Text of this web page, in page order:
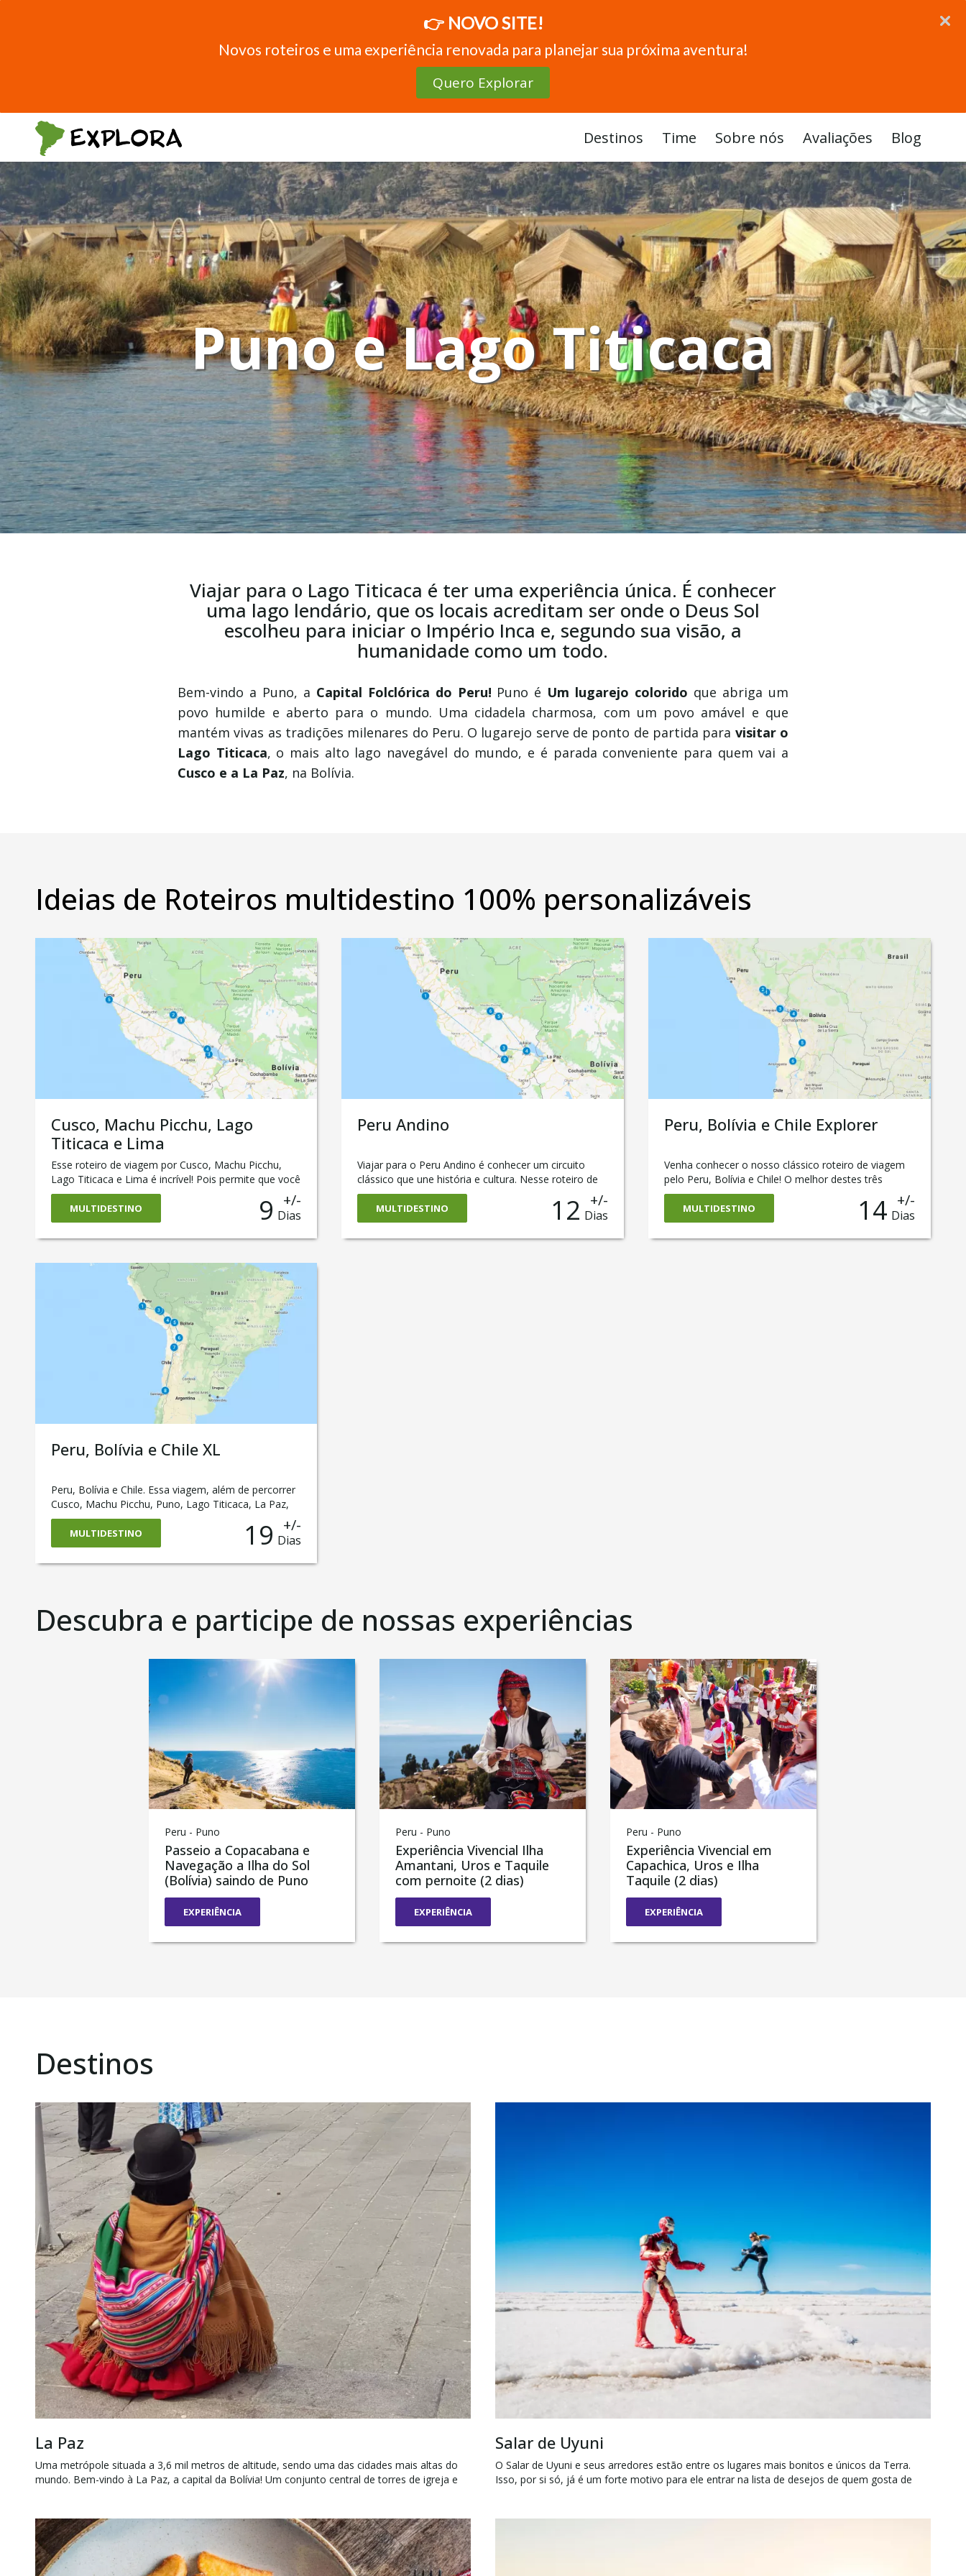
👉 NOVO SITE!
Novos roteiros e uma experiência renovada para planejar sua próxima aventura!
Quero Explorar
Destinos Time Sobre nós Avaliações Blog
Puno e Lago Titicaca
Viajar para o Lago Titicaca é ter uma experiência única. É conhecer
uma lago lendário, que os locais acreditam ser onde o Deus Sol
escolheu para iniciar o Império Inca e, segundo sua visão, a
humanidade como um todo.
Bem-vindo a Puno, a Capital Folclórica do Peru! Puno é Um lugarejo colorido que abriga um
povo humilde e aberto para o mundo. Uma cidadela charmosa, com um povo amável e que
mantém vivas as tradições milenares do Peru. O lugarejo serve de ponto de partida para visitar o
Lago Titicaca, o mais alto lago navegável do mundo, e é parada conveniente para quem vai a
Cusco e a La Paz, na Bolívia.
Ideias de Roteiros multidestino 100% personalizáveis
Cusco, Machu Picchu, Lago
Titicaca e Lima
Esse roteiro de viagem por Cusco, Machu Picchu,
Lago Titicaca e Lima é incrível! Pois permite que você
conheça o melhor da cidade de Cusco, seu Vale
Sagrado e as majestosas ruínas da cidade perdida de
Machu Picchu. Esse tour de nove dias também passa
por Puno, uma cidade que fica às margens do
com chave de ouro, chegamos a Lima, a capital
peruana que, entre outras atrações, tem hoje uma
das mais prestigiadas gastronomias do mundo!
MULTIDESTINO 9 +/-
Dias
Peru Andino
Viajar para o Peru Andino é conhecer um circuito
clássico que une história e cultura. Nesse roteiro de
viagem ao Peru, você vai percorrer o centro e o Sul
desse maravilhoso país. Vai visitar Lima, Cusco,
Machu Picchu, Arequipa, Colca, Puno e o Lago
Titicaca. Essa é uma trip perfeita para os viajantes
MULTIDESTINO 12 +/-
Dias
Peru, Bolívia e Chile Explorer
Venha conhecer o nosso clássico roteiro de viagem
pelo Peru, Bolívia e Chile! O melhor destes três
países em uma única viagem.No Peru, o roteiro
começa na cidade de Cusco, depois você conhecerá
as místicas e famosas ruínas de Machu Picchu e o
belíssimo Lago Titicaca, que é a divisa entre Peru e o
MULTIDESTINO 14 +/-
Dias
Peru, Bolívia e Chile XL
Peru, Bolívia e Chile. Essa viagem, além de percorrer
Cusco, Machu Picchu, Puno, Lago Titicaca, La Paz,
Salar de Uyuni e Deserto de Atacama, também passa
pelas capitais Lima e Santiago do Chile e chega até a
belíssima Valparaíso
MULTIDESTINO 19 +/-
Dias
Descubra e participe de nossas experiências
Peru - Puno
Passeio a Copacabana e
Navegação a Ilha do Sol
(Bolívia) saindo de Puno
EXPERIÊNCIA
Peru - Puno
Experiência Vivencial Ilha
Amantani, Uros e Taquile
com pernoite (2 dias)
EXPERIÊNCIA
Peru - Puno
Experiência Vivencial em
Capachica, Uros e Ilha
Taquile (2 dias)
EXPERIÊNCIA
Destinos
La Paz
Uma metrópole situada a 3,6 mil metros de altitude, sendo uma das cidades mais altas do
mundo. Bem-vindo à La Paz, a capital da Bolívia! Um conjunto central de torres de igreja e
Teleférico, explore o Valle de la Luna, finalize a noite em um barzinho de música ao vivo.
Salar de Uyuni
O Salar de Uyuni e seus arredores estão entre os lugares mais bonitos e únicos da Terra.
Isso, por si só, já é um forte motivo para ele entrar na lista de desejos de quem gosta de
fontes termais borbulhantes, lagoas coloridas, gêiseres fumegantes e vulcões cobertos de